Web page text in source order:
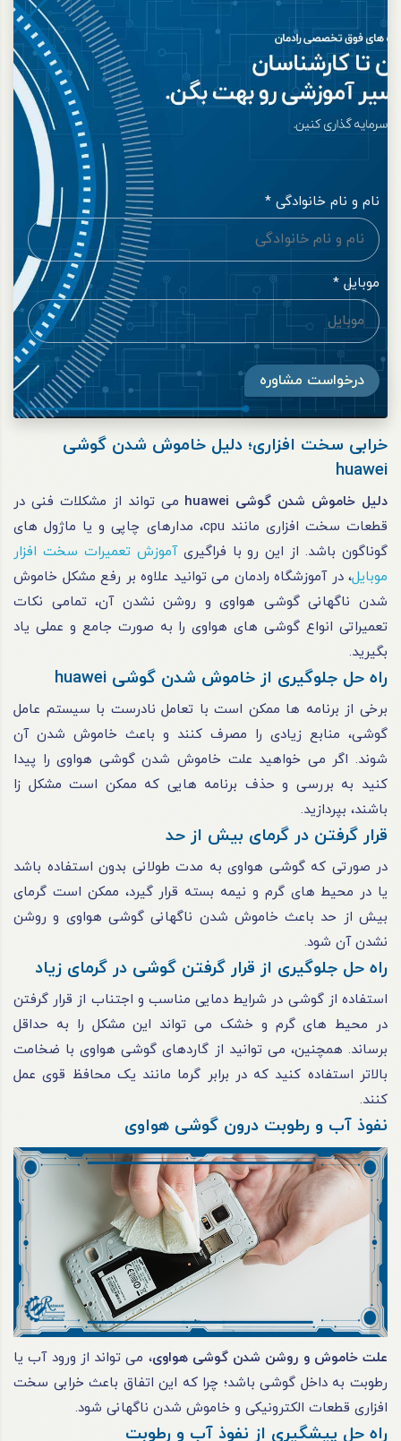
نام و نام خانوادگی *
موبایل *
درخواست مشاوره
خرابی سخت افزاری؛ دلیل خاموش شدن گوشی
huawei
دلیل خاموش شدن گوشی huawei
می تواند از مشکلات فنی در
قطعات سخت ‌افزاری مانند cpu، مدارهای چاپی و یا ماژول ‌های
گوناگون باشد. از این رو با فراگیریآموزش تعمیرات سخت افزار
موبایل، در آموزشگاه رادمان می توانید علاوه بر رفع مشکل خاموش
شدن ناگهانی گوشی هواوی و روشن نشدن آن، تمامی نکات
تعمیراتی انواع گوشی های هواوی را به صورت جامع و عملی یاد
بگیرید.
راه حل جلوگیری از خاموش شدن گوشی huawei
برخی از برنامه ‌ها ممکن است با تعامل نادرست با سیستم عامل
گوشی، منابع زیادی را مصرف کنند و باعث خاموش شدن آن
شوند. اگر می خواهید علت خاموش شدن گوشی هواوی را پیدا
کنید به بررسی و حذف برنامه‌ هایی که ممکن است مشکل ‌زا
باشند، بپردازید.
قرار گرفتن در گرمای بیش از حد
در صورتی که گوشی هواوی به مدت طولانی بدون استفاده باشد
یا در محیط‌ های گرم و نیمه ‌بسته قرار گیرد، ممکن است گرمای
بیش از حد باعث خاموش شدن ناگهانی گوشی هواوی و روشن
نشدن آن شود.
راه حل جلوگیری از قرار گرفتن گوشی در گرمای زیاد
استفاده از گوشی در شرایط دمایی مناسب و اجتناب از قرار گرفتن
در محیط ‌های گرم و خشک می ‌تواند این مشکل را به حداقل
برساند. همچنین، می توانید از گاردهای گوشی هواوی با ضخامت
بالاتر استفاده کنید که در برابر گرما مانند یک محافظ قوی عمل
کنند.
نفوذ آب و رطوبت درون گوشی هواوی
علت خاموش و روشن شدن گوشی هواوی، می تواند از ورود آب یا
رطوبت به داخل گوشی باشد؛ چرا که این اتفاق باعث خرابی سخت
افزاری قطعات الکترونیکی و خاموش شدن ناگهانی شود.
راه حل پیشگیری از نفوذ آب و رطوبت